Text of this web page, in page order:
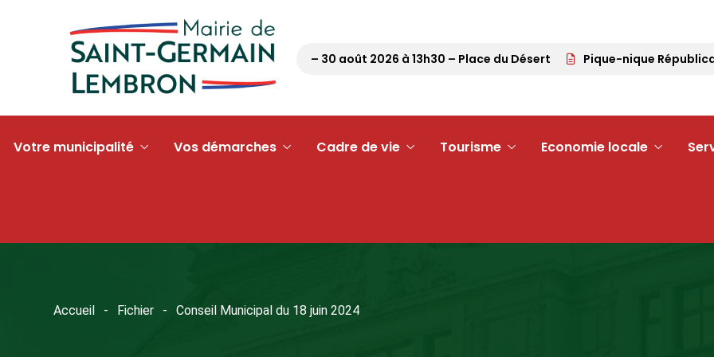
Pétanque tour 63 – 30 août 2026 à 13h30 – Place du Désert Pique-nique
Votre municipalité Vos démarches Cadre de vie Tourisme Economie locale
Accueil Fichier Conseil Municipal du 18 juin 2024